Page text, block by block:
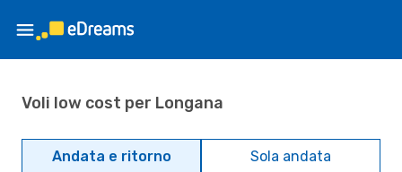
Voli low cost per Longana
Andata e ritorno Sola andata